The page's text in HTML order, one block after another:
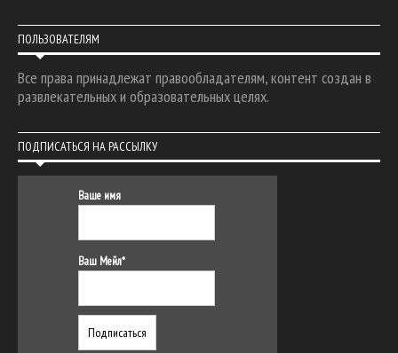
ПОЛЬЗОВАТЕЛЯМ
Все права принадлежат правообладателям, контент создан в
развлекательных и образовательных целях.
ПОДПИСАТЬСЯ НА РАССЫЛКУ
Ваше имя
Ваш Мейл*